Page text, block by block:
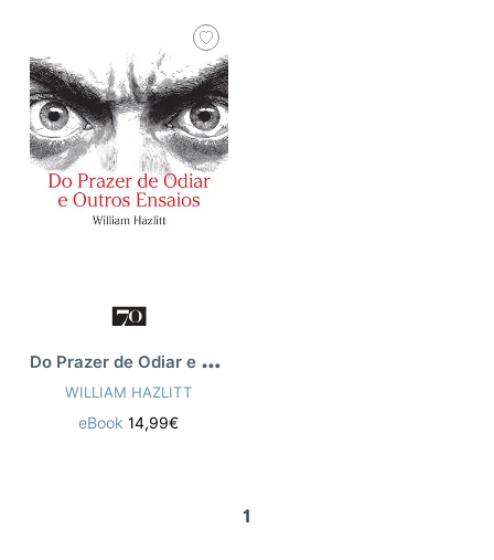
D
o Prazer de Odiar e Outros Ensaios
WILLIAM HAZLITT
eBook14,99€
1